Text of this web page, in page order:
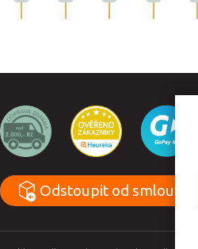
Odstoupit od smlouvy